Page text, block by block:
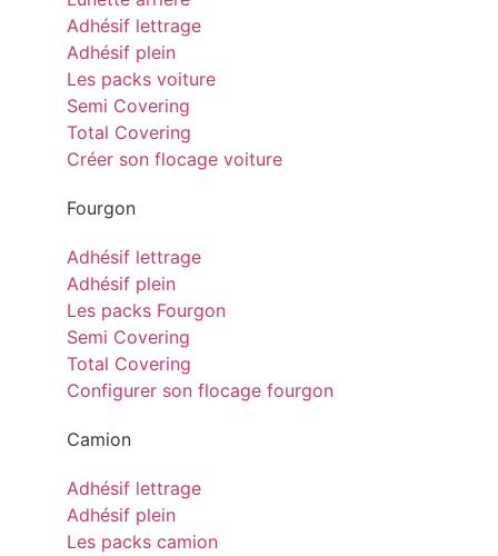
Adhésif lettrage
Adhésif plein
Les packs voiture
Semi Covering
Total Covering
Créer son flocage voiture
Fourgon
Adhésif lettrage
Adhésif plein
Les packs Fourgon
Semi Covering
Total Covering
Configurer son flocage fourgon
Camion
Adhésif lettrage
Adhésif plein
Les packs camion